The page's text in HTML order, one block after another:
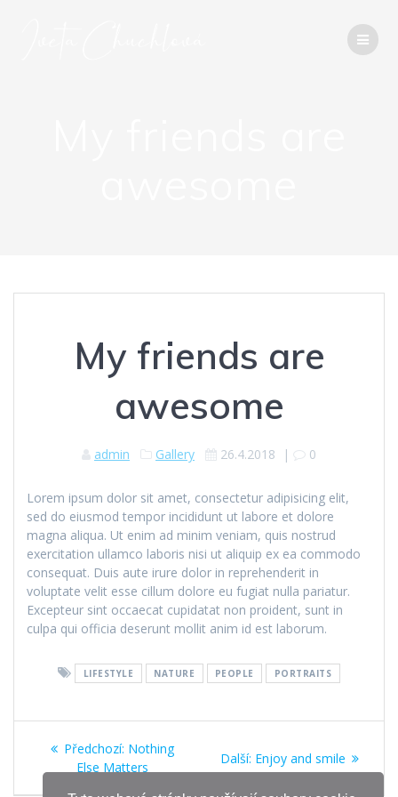
My friends are
awesome
admin Gallery 26.4.2018 | 0
Lorem ipsum dolor sit amet, consectetur adipisicing elit,
sed do eiusmod tempor incididunt ut labore et dolore
magna aliqua. Ut enim ad minim veniam, quis nostrud
exercitation ullamco laboris nisi ut aliquip ex ea commodo
consequat. Duis aute irure dolor in reprehenderit in
voluptate velit esse cillum dolore eu fugiat nulla pariatur.
Excepteur sint occaecat cupidatat non proident, sunt in
culpa qui officia deserunt mollit anim id est laborum.
LIFESTYLE NATURE PEOPLE PORTRAITS
Navigace
pro
Předchozí: Předchozí
příspěvek:
Nothing
Else Matters
Další: Další
příspěvek:
Enjoy and smile